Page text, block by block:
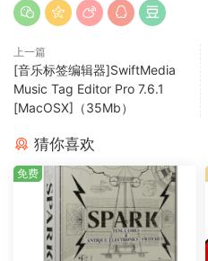
上一篇
[音乐标签编辑器]SwiftMedia
Music Tag Editor Pro 7.6.1
[MacOSX]（35Mb）
猜你喜欢
免费